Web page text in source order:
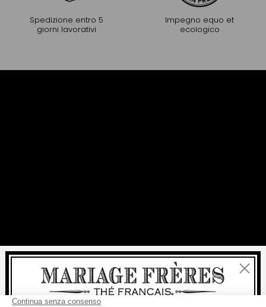
Spedizione entro 5
giorni lavorativi
Impegno equo et
ecologico
Chiudi